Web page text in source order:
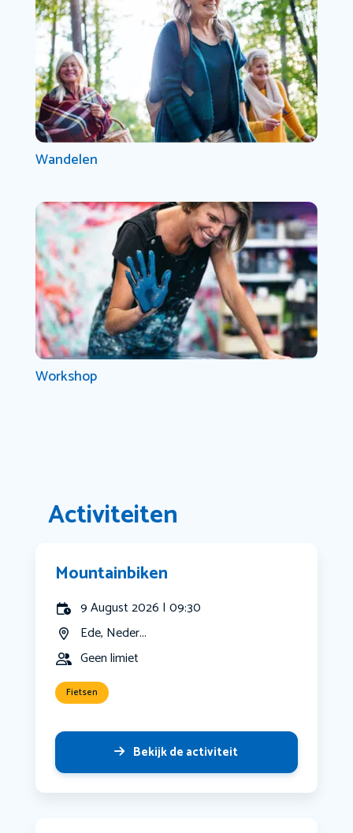
Wandelen
Workshop
Activiteiten
Mountainbiken
9 August 2026 | 09:30
Ede, Neder...
Geen limiet
Fietsen
Bekijk de activiteit